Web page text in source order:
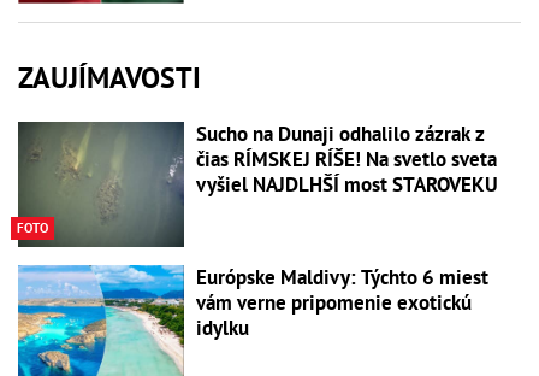
ZAUJÍMAVOSTI
FOTO
Sucho na Dunaji odhalilo zázrak z
čias RÍMSKEJ RÍŠE! Na svetlo sveta
vyšiel NAJDLHŠÍ most STAROVEKU
Európske Maldivy: Týchto 6 miest
vám verne pripomenie exotickú
idylku